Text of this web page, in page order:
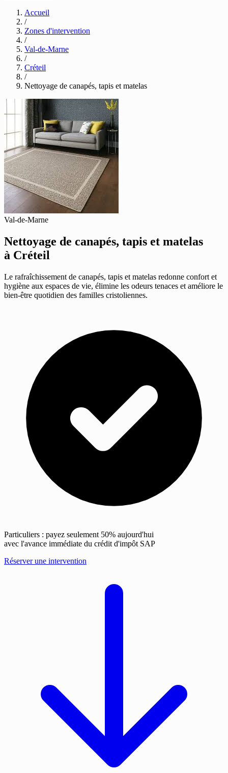
Accueil
/
Zones d'intervention
/
Val-de-Marne
/
Créteil
/
Nettoyage de canapés, tapis et matelas
Val-de-Marne
Nettoyage de canapés, tapis et matelas
à Créteil
Le rafraîchissement de canapés, tapis et matelas redonne confort et
hygiène aux espaces de vie, élimine les odeurs tenaces et améliore le
bien-être quotidien des familles cristoliennes.
Particuliers : payez seulement 50% aujourd'hui
avec l'avance immédiate du crédit d'impôt SAP
Réserver une intervention